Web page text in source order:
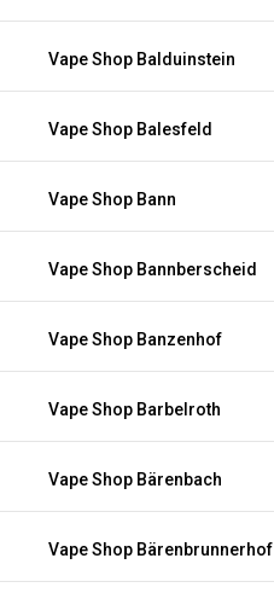
Vape Shop Balduinstein
Vape Shop Balesfeld
Vape Shop Bann
Vape Shop Bannberscheid
Vape Shop Banzenhof
Vape Shop Barbelroth
Vape Shop Bärenbach
Vape Shop Bärenbrunnerhof